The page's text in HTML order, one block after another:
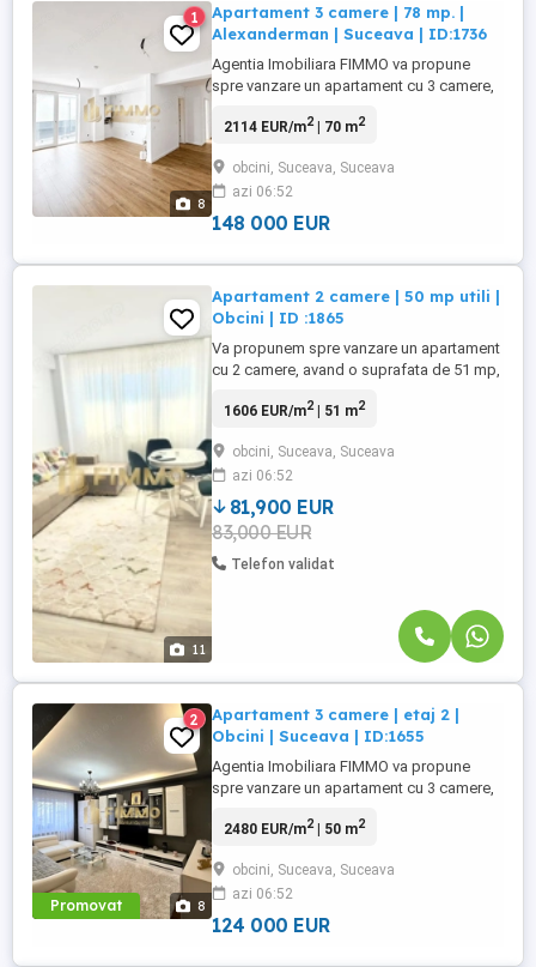
8
1
Apartament 3 camere | 78 mp. |
Alexanderman | Suceava | ID:1736
Agentia Imobiliara FIMMO va propune
spre vanzare un apartament cu 3 camere,
Alexanderman, intr-una dintre cele mai
este disponibila la cheie, fiind pregatita
pentru mutare imediata, fara a necesita
investitii suplimentare. Apartamentul ...
2114 EUR/m2| 70 m2
obcini, Suceava, Suceava
azi 06:52
148 000 EUR
11
Apartament 2 camere | 50 mp utili |
Obcini | ID :1865
Va propunem spre vanzare un apartament
cu 2 camere, avand o suprafata de 51 mp,
anul 2017, amplasat in cartierul Obcini, una
ale orasului. Imobilul beneficiaza de o
pozitionare excelenta, fiind in imediata
apropiere ...
1606 EUR/m2| 51 m2
obcini, Suceava, Suceava
azi 06:52
81,900 EUR
83,000 EUR
Telefon validat
Promovat 8
2
Apartament 3 camere | etaj 2 |
Obcini | Suceava | ID:1655
Agentia Imobiliara FIMMO va propune
spre vanzare un apartament cu 3 camere,
regim de inaltime P + 4 + Mansarda si
beneficiaza de o compartimentare
eficienta, reconceputa pentru a valorifica
optim spatiul, oferind zone ...
2480 EUR/m2| 50 m2
obcini, Suceava, Suceava
azi 06:52
124 000 EUR